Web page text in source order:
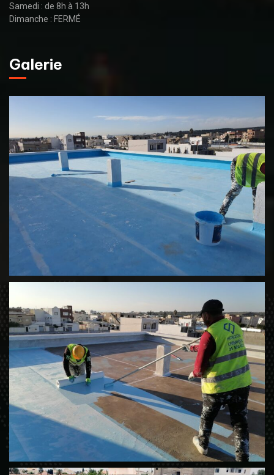
Samedi : de 8h à 13h
Dimanche : FERMÉ
Galerie